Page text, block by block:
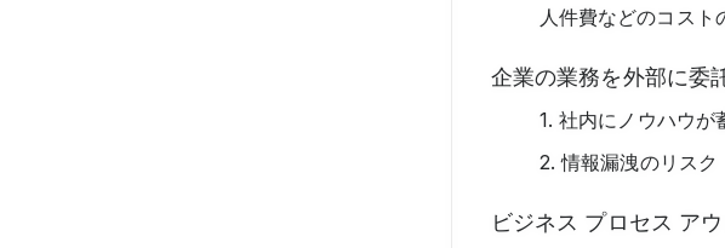
人件費などのコスト
企業の業務を外部に委
1. 社内にノウハウが
2. 情報漏洩のリスク
ビジネス プロセス ア